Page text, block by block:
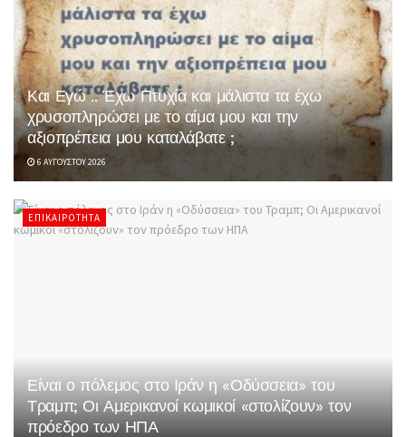
Και Εγώ .. Έχω Πτυχία και μάλιστα τα έχω
χρυσοπληρώσει με το αίμα μου και την
αξιοπρέπεια μου καταλάβατε ;
6 ΑΥΓΟΎΣΤΟΥ 2026
ΕΠΙΚΑΙΡΌΤΗΤΑ
Είναι ο πόλεμος στο Ιράν η «Οδύσσεια» του
Τραμπ; Οι Αμερικανοί κωμικοί «στολίζουν» τον
πρόεδρο των ΗΠΑ